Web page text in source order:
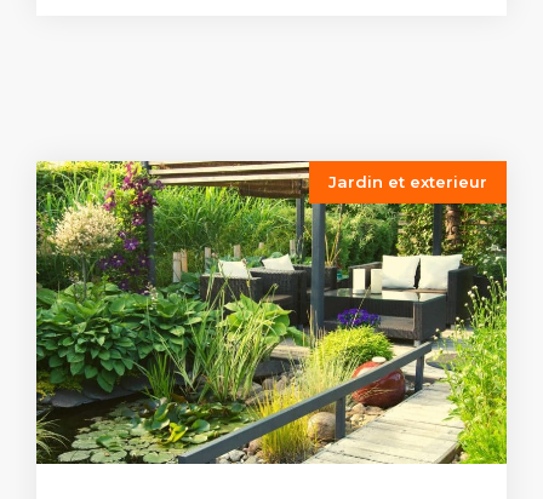
Jardin et exterieur